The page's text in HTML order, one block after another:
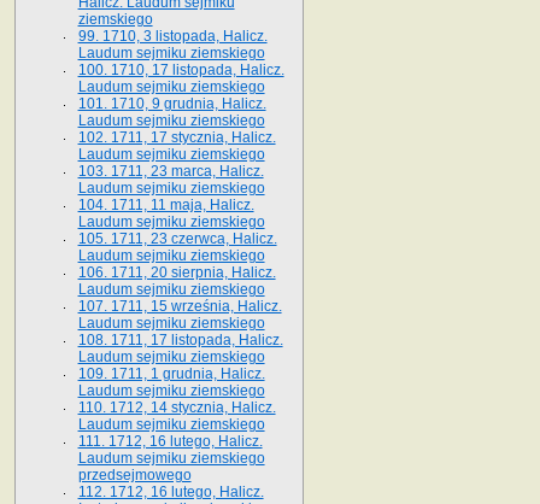
ziemskiego
99. 1710, 3 listopada, Halicz.
Laudum sejmiku ziemskiego
100. 1710, 17 listopada, Halicz.
Laudum sejmiku ziemskiego
101. 1710, 9 grudnia, Halicz.
Laudum sejmiku ziemskiego
102. 1711, 17 stycznia, Halicz.
Laudum sejmiku ziemskiego
103. 1711, 23 marca, Halicz.
Laudum sejmiku ziemskiego
104. 1711, 11 maja, Halicz.
Laudum sejmiku ziemskiego
105. 1711, 23 czerwca, Halicz.
Laudum sejmiku ziemskiego
106. 1711, 20 sierpnia, Halicz.
Laudum sejmiku ziemskiego
107. 1711, 15 września, Halicz.
Laudum sejmiku ziemskiego
108. 1711, 17 listopada, Halicz.
Laudum sejmiku ziemskiego
109. 1711, 1 grudnia, Halicz.
Laudum sejmiku ziemskiego
110. 1712, 14 stycznia, Halicz.
Laudum sejmiku ziemskiego
111. 1712, 16 lutego, Halicz.
Laudum sejmiku ziemskiego
przedsejmowego
112. 1712, 16 lutego, Halicz.